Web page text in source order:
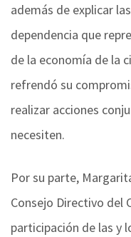
además de explicar
dependencia que
de la economía de la
refrendó su
realizar acciones
necesiten.
Por su parte,
Consejo Directivo del
participación de las y